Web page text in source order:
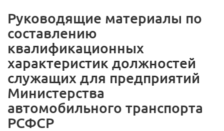
Руководящие материалы по
составлению
квалификационных
характеристик должностей
служащих для предприятий
Министерства
автомобильного транспорта
РСФСР